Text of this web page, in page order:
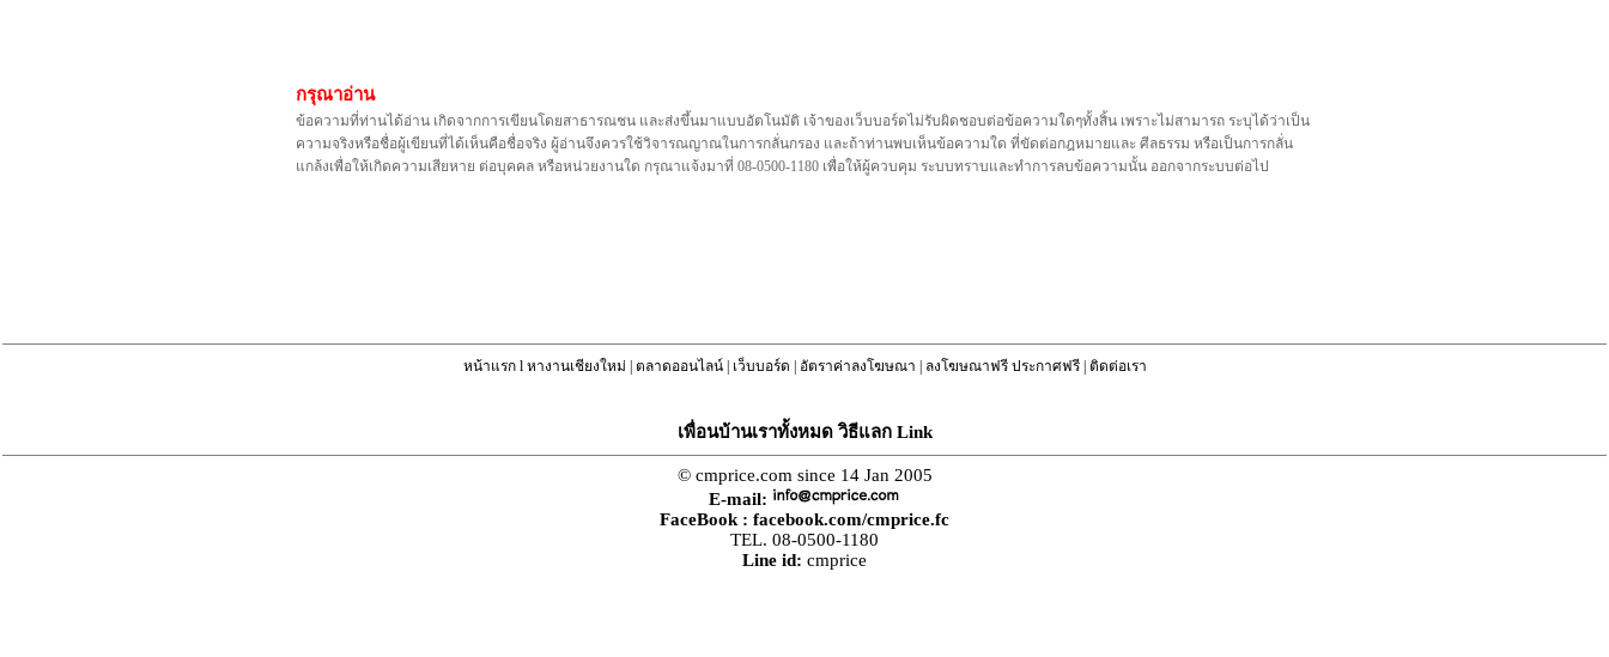
กรุณาอ่าน
ข้อความที่ท่านได้อ่าน เกิดจากการเขียนโดยสาธารณชน และส่งขึ้นมาแบบอัตโนมัติ เจ้าของเว็บบอร์ดไม่รับผิดชอบต่อข้อความใดๆทั้งสิ้น เพราะไม่สามารถ ระบุได้ว่าเป็น
ความจริงหรือชื่อผู้เขียนที่ได้เห็นคือชื่อจริง ผู้อ่านจึงควรใช้วิจารณญาณในการกลั่นกรอง และถ้าท่านพบเห็นข้อความใด ที่ขัดต่อกฎหมายและ ศีลธรรม หรือเป็นการกลั่น
แกล้งเพื่อให้เกิดความเสียหาย ต่อบุคคล หรือหน่วยงานใด กรุณาแจ้งมาที่ 08-0500-1180 เพื่อให้ผู้ควบคุม ระบบทราบและทำการลบข้อความนั้น ออกจากระบบต่อไป
หน้าแรกl หางานเชียงใหม่ | ตลาดออนไลน์| เว็บบอร์ด | อัตราค่าลงโฆษณา | ลงโฆษณาฟรี ประกาศฟรี| ติดต่อเรา
เพื่อนบ้านเราทั้งหมด วิธีแลก Link
© cmprice.com since 14 Jan 2005
E-mail:
FaceBook : facebook.com/cmprice.fc
TEL. 08-0500-1180
Line id: cmprice